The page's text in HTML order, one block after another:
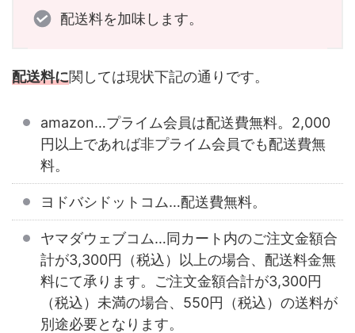
配送料を加味します。
配送料に関しては現状下記の通りです。
amazon…プライム会員は配送費無料。2,000
円以上であれば非プライム会員でも配送費無
料。
ヨドバシドットコム…配送費無料。
ヤマダウェブコム…同カート内のご注文金額合
計が3,300円（税込）以上の場合、配送料金無
料にて承ります。ご注文金額合計が3,300円
（税込）未満の場合、550円（税込）の送料が
別途必要となります。